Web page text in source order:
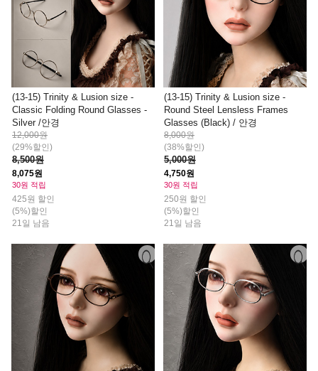
(13-15) Trinity & Lusion size -
Classic Folding Round Glasses -
Silver /안경
12,000원
(29%할인)
8,500원
8,075원
30원 적립
425원 할인
(5%)할인
21일 남음
(13-15) Trinity & Lusion size -
Round Steel Lensless Frames
Glasses (Black) / 안경
8,000원
(38%할인)
5,000원
4,750원
30원 적립
250원 할인
(5%)할인
21일 남음